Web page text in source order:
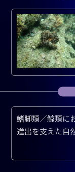
鰭脚類／鯨類に
進出を支えた自